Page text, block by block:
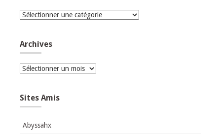
Catégories
Archives
Archives
Sites Amis
Abyssahx